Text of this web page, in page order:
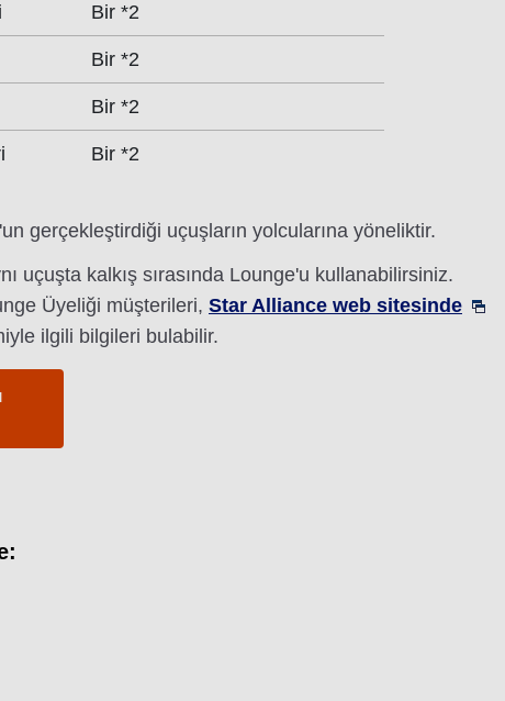
Bir *2
Bir *2
Bir *2
Bir *2
gerçekleştirdiği uçuşların yolcularına yöneliktir.
uçuşta kalkış sırasında Lounge'u kullanabilirsiniz.
Üyeliği müşterileri, Star Alliance web sitesinde
ilgili bilgileri bulabilir.